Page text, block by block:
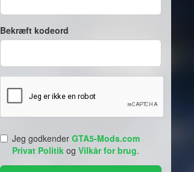
Bekræft kodeord
Jeg godkender GTA5-Mods.com
Privat Politik og Vilkår for brug.